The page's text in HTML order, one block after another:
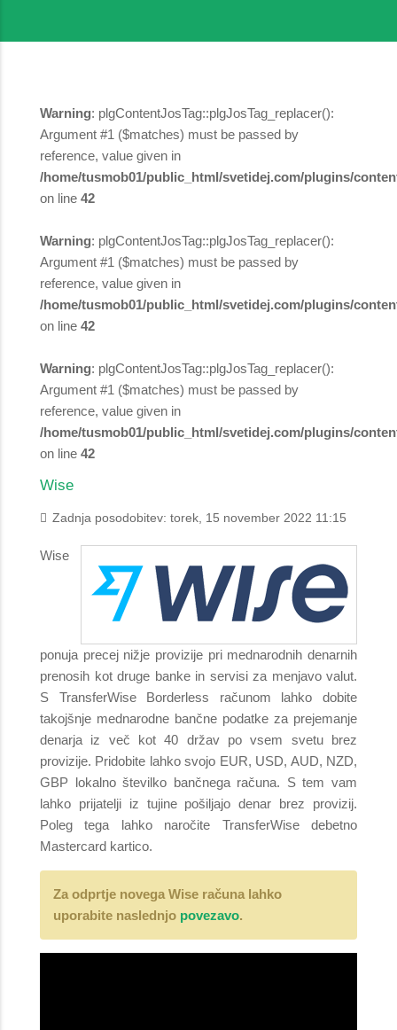
Warning: plgContentJosTag::plgJosTag_replacer():
Argument #1 ($matches) must be passed by
reference, value given in
/home/tusmob01/public_html/svetidej.com/plugins/
on line 42
Warning: plgContentJosTag::plgJosTag_replacer():
Argument #1 ($matches) must be passed by
reference, value given in
/home/tusmob01/public_html/svetidej.com/plugins/
on line 42
Warning: plgContentJosTag::plgJosTag_replacer():
Argument #1 ($matches) must be passed by
reference, value given in
/home/tusmob01/public_html/svetidej.com/plugins/
on line 42
Wise
Zadnja posodobitev: torek, 15 november 2022 11:15
Wise
ponuja precej nižje provizije pri mednarodnih denarnih
prenosih kot druge banke in servisi za menjavo valut.
S TransferWise Borderless računom lahko dobite
takojšnje mednarodne bančne podatke za prejemanje
denarja iz več kot 40 držav po vsem svetu brez
provizije. Pridobite lahko svojo EUR, USD, AUD, NZD,
GBP lokalno številko bančnega računa. S tem vam
lahko prijatelji iz tujine pošiljajo denar brez provizij.
Poleg tega lahko naročite TransferWise debetno
Mastercard kartico.
Za odprtje novega Wise računa lahko
uporabite naslednjo povezavo.